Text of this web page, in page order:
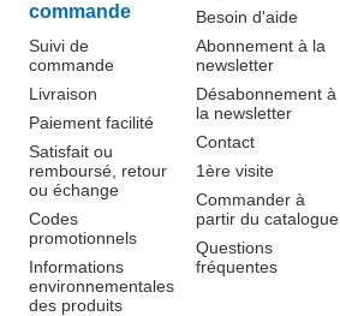
commande
Suivi de
commande
Livraison
Paiement facilité
Satisfait ou
remboursé, retour
ou échange
Codes
promotionnels
Informations
environnementales
des produits
Besoin d'aide
Abonnement à la
newsletter
Désabonnement à
la newsletter
Contact
1ère visite
Commander à
partir du catalogue
Questions
fréquentes